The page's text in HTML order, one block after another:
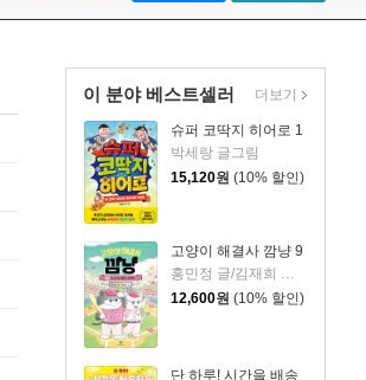
이 분야 베스트셀러
슈퍼 코딱지 히어로 1
박세랑 글그림
15,120원 (10% 할인)
고양이 해결사 깜냥 9
홍민정 글/김재희 그림
12,600원 (10% 할인)
단 하루! 시간을 배송
더보기